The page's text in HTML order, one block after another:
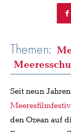
Themen:
Seit neun
den Ozean auf